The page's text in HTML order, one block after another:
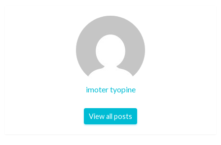
imoter tyopine
View all posts